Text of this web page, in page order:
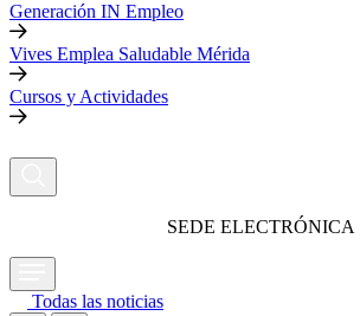
Generación IN Empleo
Vives Emplea Saludable Mérida
Cursos y Actividades
SEDE ELECTRÓNICA
Todas las noticias